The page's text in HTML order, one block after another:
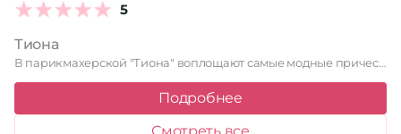
5
Тиона
В парикмахерской "Тиона" воплощают самые модные прически, учитывая индивидуальные особенности …
Подробнее